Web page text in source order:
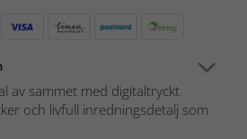
av sammet med digitaltryckt
och livfull inredningsdetalj som